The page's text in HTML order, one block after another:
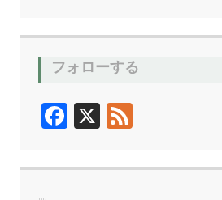
フォローする
F
e
X
d